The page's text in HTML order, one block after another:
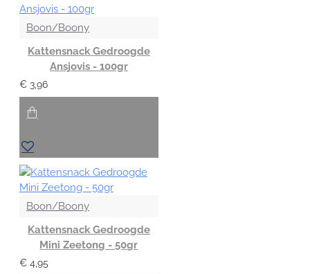
Boon/Boony
Kattensnack Gedroogde
Ansjovis - 100gr
€ 3,96
Boon/Boony
Kattensnack Gedroogde
Mini Zeetong - 50gr
€ 4,95